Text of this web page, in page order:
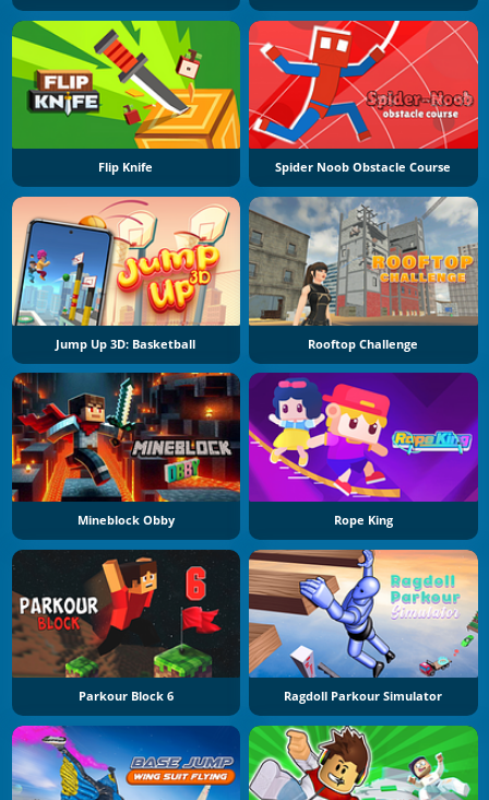
Flip Knife Spider Noob Obstacle Course
Jump Up 3D: Basketball Rooftop Challenge
Mineblock Obby Rope King
Parkour Block 6 Ragdoll Parkour Simulator